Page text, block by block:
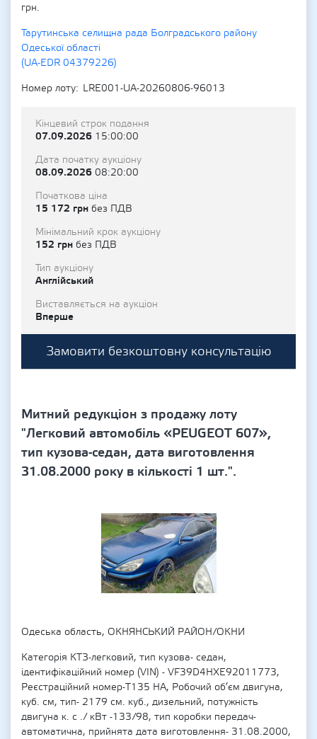
грн.
Тарутинська селищна рада Болградського району
Одеської області
(UA-EDR 04379226)
Номер лоту
LRE001-UA-20260806-96013
Кінцевий строк подання
07.09.2026 15:00:00
Дата початку аукціону
08.09.2026 08:20:00
Початкова ціна
15 172 грн без ПДВ
Мінімальний крок аукціону
152 грн без ПДВ
Тип аукціону
Англійський
Виставляється на аукціон
Вперше
Замовити безкоштовну консультацію
Митний редукціон з продажу лоту
"Легковий автомобіль «PEUGEOT 607»,
тип кузова-седан, дата виготовлення
31.08.2000 року в кількості 1 шт.".
Одеська область, ОКНЯНСЬКИЙ РАЙОН/ОКНИ
Категорія КТЗ-легковий, тип кузова- седан,
ідентифікаційний номер (VIN) - VF39D4HXE92011773,
Реєстраційний номер-T135 HA, Робочий об’єм двигуна,
куб. см, тип- 2179 см. куб., дизельний, потужність
двигуна к. с ./ кВт -133/98, тип коробки передач-
автоматична, прийнята дата виготовлення- 31.08.2000,